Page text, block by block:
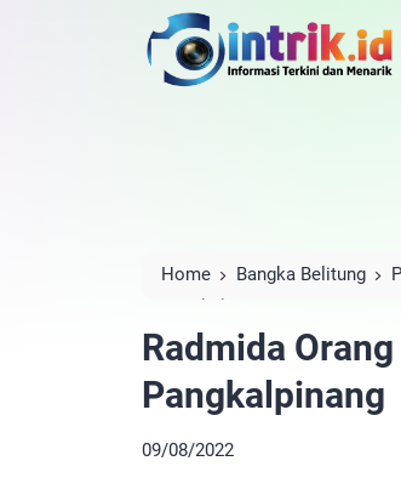
Home Bangka Belitung
Pangkalpinang
Radmida
Pangkalpinang
09/08/2022